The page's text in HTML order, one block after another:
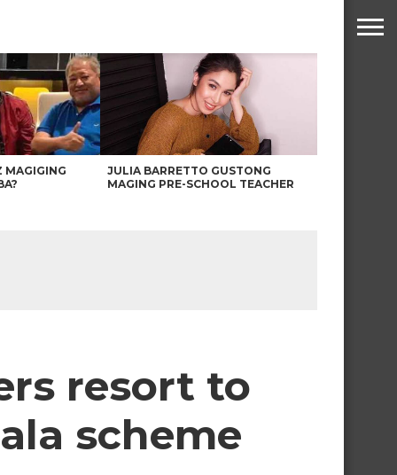
MAGIGING
JULIA BARRETTO GUSTONG
MAGING PRE-SCHOOL TEACHER
resort to
scheme